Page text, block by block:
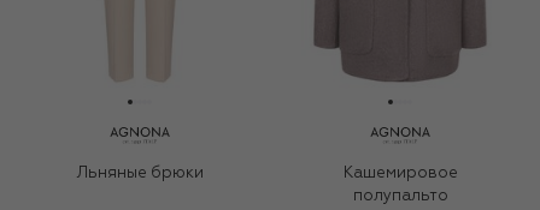
Льняные брюки
Кашемировое
полупальто